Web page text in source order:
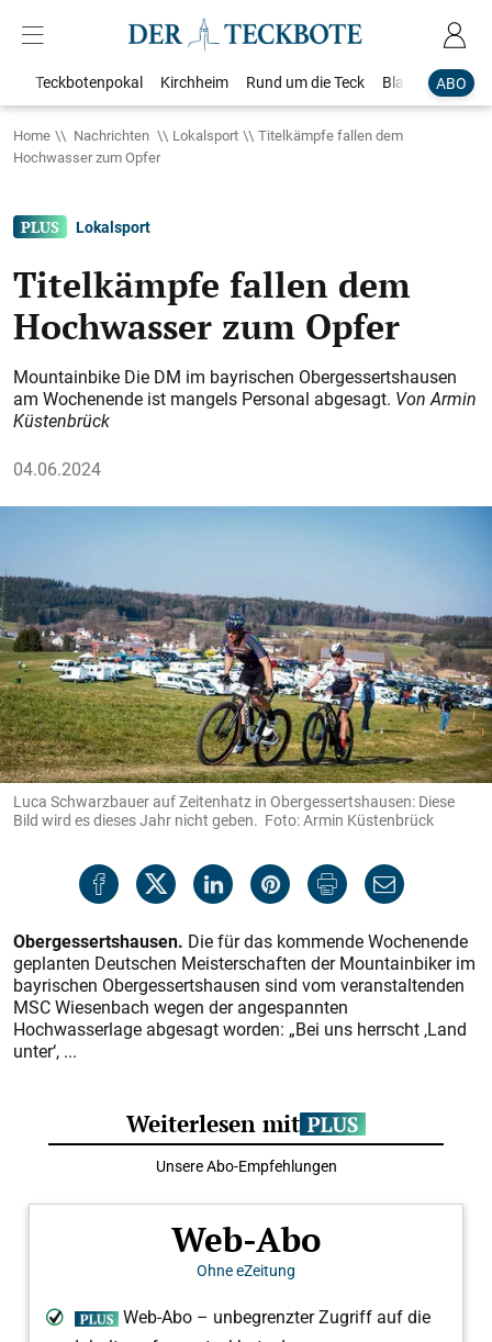
ABO
Teckbotenpokal Kirchheim Rund um die Teck Blaulicht
Home Nachrichten Lokalsport
Titelkämpfe fallen dem
Hochwasser zum Opfer
Lokalsport
Titelkämpfe fallen dem
Hochwasser zum Opfer
Mountainbike Die DM im bayrischen Obergessertshausen
am Wochenende ist mangels Personal abgesagt. Von Armin
Küstenbrück
04.06.2024
Luca Schwarzbauer auf Zeitenhatz in Obergessertshausen: Diese
Bild wird es dieses Jahr nicht geben. Foto: Armin Küstenbrück
Obergessertshausen. Die für das kommende Wochenende
geplanten Deutschen Meisterschaften der Mountainbiker im
bayrischen Obergessertshausen sind vom veranstaltenden
MSC Wiesenbach wegen der angespannten
Hochwasserlage abgesagt worden: „Bei uns herrscht ‚Land
unter‘, ...